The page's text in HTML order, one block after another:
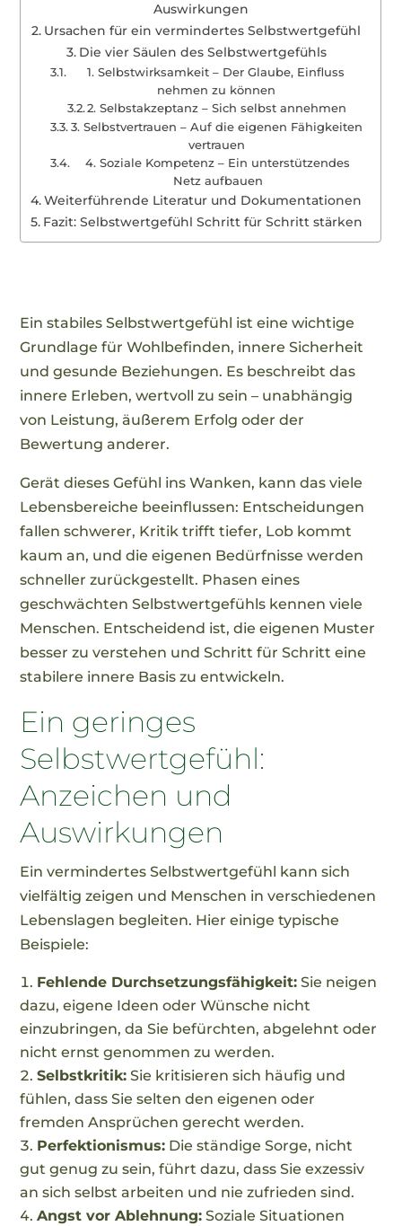
Auswirkungen
Ursachen für ein vermindertes Selbstwertgefühl
Die vier Säulen des Selbstwertgefühls
1. Selbstwirksamkeit – Der Glaube, Einfluss
nehmen zu können
2. Selbstakzeptanz – Sich selbst annehmen
3. Selbstvertrauen – Auf die eigenen Fähigkeiten
vertrauen
4. Soziale Kompetenz – Ein unterstützendes
Netz aufbauen
Weiterführende Literatur und Dokumentationen
Fazit: Selbstwertgefühl Schritt für Schritt stärken
Ein stabiles Selbstwertgefühl ist eine wichtige
Grundlage für Wohlbefinden, innere Sicherheit
und gesunde Beziehungen. Es beschreibt das
innere Erleben, wertvoll zu sein – unabhängig
von Leistung, äußerem Erfolg oder der
Bewertung anderer.
Gerät dieses Gefühl ins Wanken, kann das viele
Lebensbereiche beeinflussen: Entscheidungen
fallen schwerer, Kritik trifft tiefer, Lob kommt
kaum an, und die eigenen Bedürfnisse werden
schneller zurückgestellt. Phasen eines
geschwächten Selbstwertgefühls kennen viele
Menschen. Entscheidend ist, die eigenen Muster
besser zu verstehen und Schritt für Schritt eine
stabilere innere Basis zu entwickeln.
Ein geringes
Selbstwertgefühl:
Anzeichen und
Auswirkungen
Ein vermindertes Selbstwertgefühl kann sich
vielfältig zeigen und Menschen in verschiedenen
Lebenslagen begleiten. Hier einige typische
Beispiele:
Fehlende Durchsetzungsfähigkeit: Sie neigen
dazu, eigene Ideen oder Wünsche nicht
einzubringen, da Sie befürchten, abgelehnt oder
nicht ernst genommen zu werden.
Selbstkritik: Sie kritisieren sich häufig und
fühlen, dass Sie selten den eigenen oder
fremden Ansprüchen gerecht werden.
Perfektionismus: Die ständige Sorge, nicht
gut genug zu sein, führt dazu, dass Sie exzessiv
an sich selbst arbeiten und nie zufrieden sind.
Angst vor Ablehnung: Soziale Situationen